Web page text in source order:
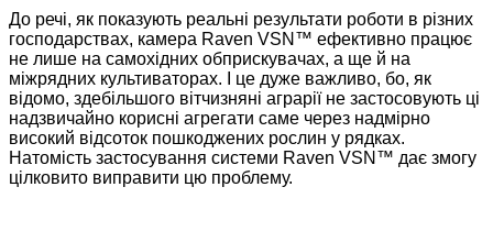
До речі, як показують реальні результати роботи в різних
господарствах, камера Raven VSN™ ефективно працює
не лише на самохідних обприскувачах, а ще й на
міжрядних культиваторах. І це дуже важливо, бо, як
відомо, здебільшого вітчизняні аграрії не застосовують ці
надзвичайно корисні агрегати саме через надмірно
високий відсоток пошкоджених рослин у рядках.
Натомість застосування системи Raven VSN™ дає змогу
цілковито виправити цю проблему.